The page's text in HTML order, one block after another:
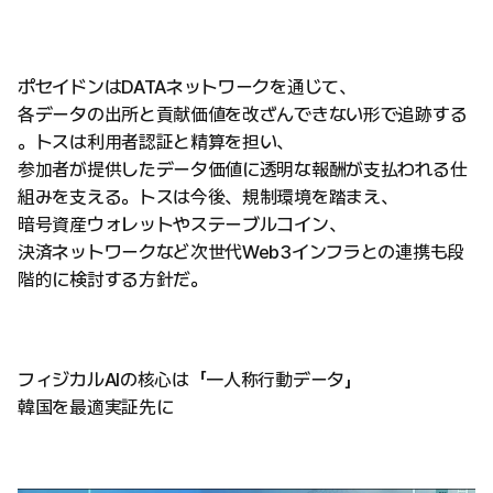
ポセイドンはDATAネットワークを通じて、
各データの出所と貢献価値を改ざんできない形で追跡する
。トスは利用者認証と精算を担い、
参加者が提供したデータ価値に透明な報酬が支払われる仕
組みを支える。トスは今後、規制環境を踏まえ、
暗号資産ウォレットやステーブルコイン、
決済ネットワークなど次世代Web3インフラとの連携も段
階的に検討する方針だ。
フィジカルAIの核心は「一人称行動データ」
韓国を最適実証先に